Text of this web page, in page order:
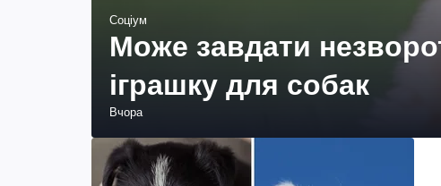
Соціум
Може завдати
іграшку для собак
Вчора